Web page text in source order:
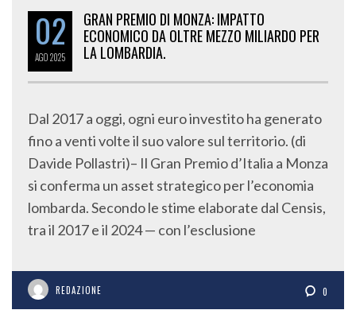
02
AGO2025
GRAN PREMIO DI MONZA: IMPATTO
ECONOMICO DA OLTRE MEZZO MILIARDO PER
LA LOMBARDIA.
Dal 2017 a oggi, ogni euro investito ha generato
fino a venti volte il suo valore sul territorio. (di
Davide Pollastri)– Il Gran Premio d’Italia a Monza
si conferma un asset strategico per l’economia
lombarda. Secondo le stime elaborate dal Censis,
tra il 2017 e il 2024 — con l’esclusione
REDAZIONE 0